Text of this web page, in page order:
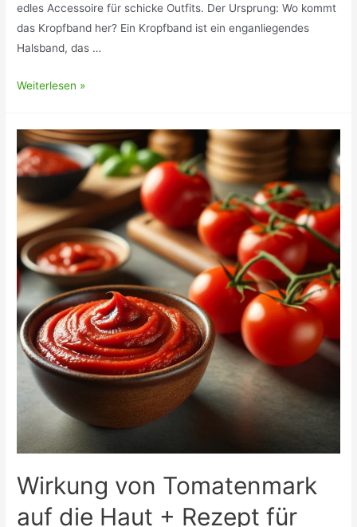
edles Accessoire für schicke Outfits. Der Ursprung: Wo kommt
das Kropfband her? Ein Kropfband ist ein enganliegendes
Halsband, das …
Das
der
90er-
Choker
gerade
wieder
voll
im
Trend
liegt
Weiterlesen »
Wirkung von Tomatenmark
auf die Haut + Rezept für